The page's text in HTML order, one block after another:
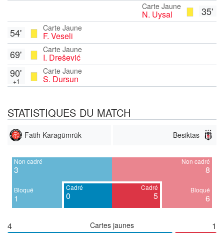
35'
Carte Jaune
N. Uysal
Carte Jaune
F. Veseli
54'
Carte Jaune
I. Drešević
69'
Carte Jaune
S. Dursun
90'
+1
STATISTIQUES DU MATCH
Fatih Karagümrük Besiktas
Non cadré
3
Bloqué
1
Cadré
0
Cadré
5
Non cadré
8
Bloqué
6
4 Cartes jaunes 1